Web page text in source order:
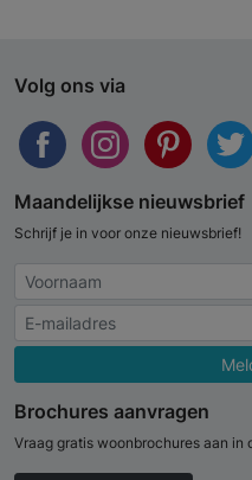
Volg ons via
Maandelijkse nieuwsbrief
Schrijf je in voor onze nieuwsbrief!
Brochures aanvragen
Vraag gratis woonbrochures aan in